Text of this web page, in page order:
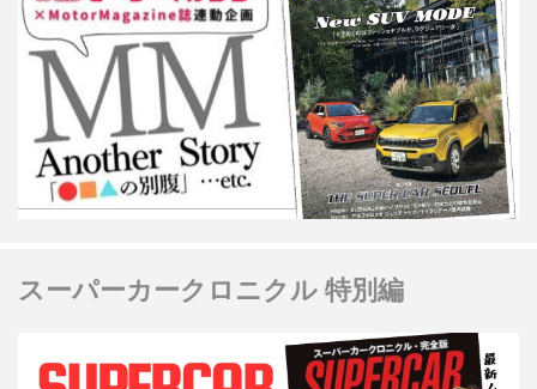
スーパーカークロニクル 特別編